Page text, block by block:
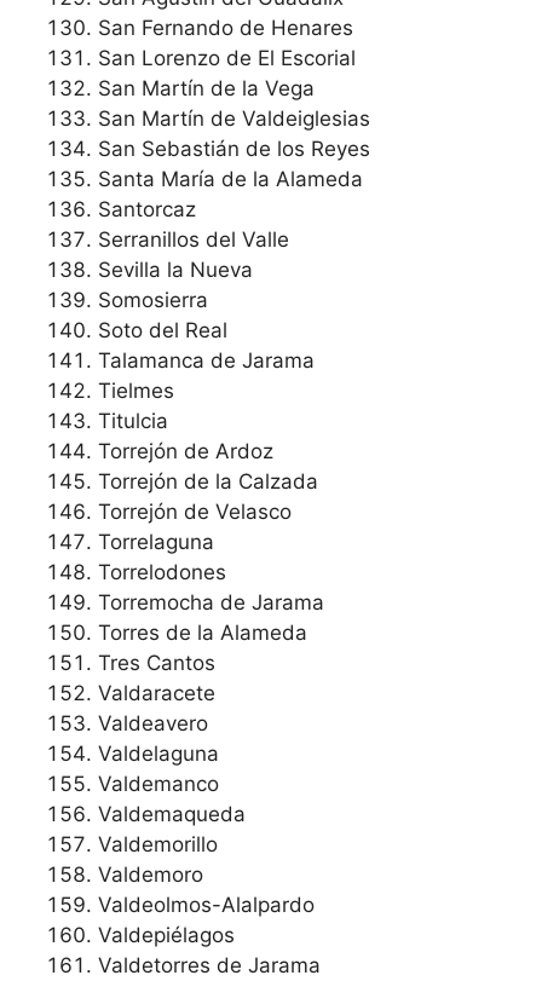
San Fernando de Henares
San Lorenzo de El Escorial
San Martín de la Vega
San Martín de Valdeiglesias
San Sebastián de los Reyes
Santa María de la Alameda
Santorcaz
Serranillos del Valle
Sevilla la Nueva
Somosierra
Soto del Real
Talamanca de Jarama
Tielmes
Titulcia
Torrejón de Ardoz
Torrejón de la Calzada
Torrejón de Velasco
Torrelaguna
Torrelodones
Torremocha de Jarama
Torres de la Alameda
Tres Cantos
Valdaracete
Valdeavero
Valdelaguna
Valdemanco
Valdemaqueda
Valdemorillo
Valdemoro
Valdeolmos-Alalpardo
Valdepiélagos
Valdetorres de Jarama